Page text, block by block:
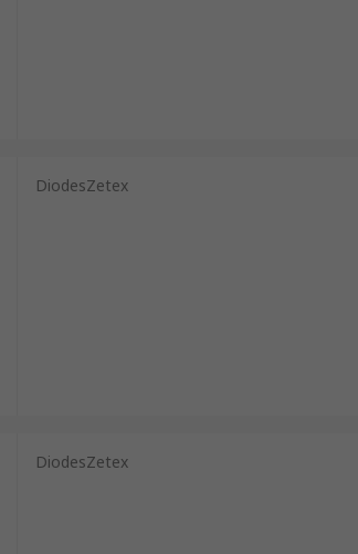
DiodesZetex
DiodesZetex